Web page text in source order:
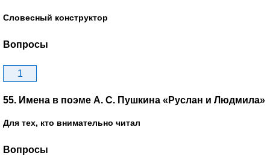
Словесный конструктор
Вопросы
1
55. Имена в поэме А. С. Пушкина «Руслан и Людмила»
Для тех, кто внимательно читал
Вопросы